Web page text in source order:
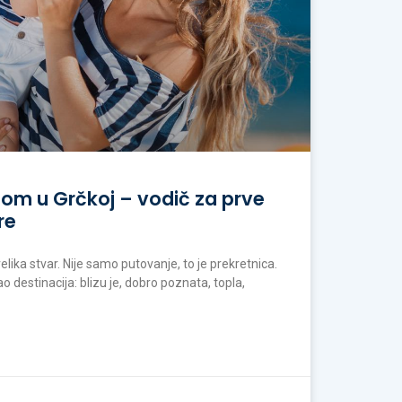
u Grčkoj – vodič za prve
stvar. Nije samo putovanje, to je prekretnica.
destinacija: blizu je, dobro poznata, topla,